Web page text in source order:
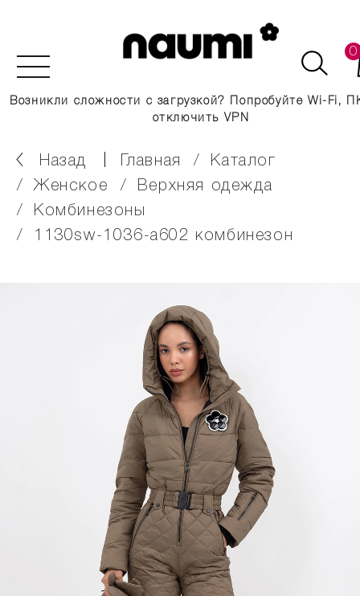
0
Возникли сложности с загрузкой? Попробуйте Wi-Fi,
отключить VPN
Назад главная
каталог
женское
верхняя одежда
комбинезоны
1130sw-1036-a602 комбинезон